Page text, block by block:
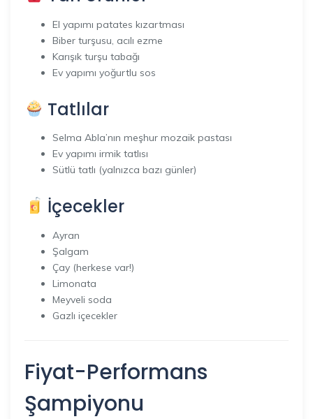
El yapımı patates kızartması
Biber turşusu, acılı ezme
Karışık turşu tabağı
Ev yapımı yoğurtlu sos
Tatlılar
Selma Abla’nın meşhur mozaik pastası
Ev yapımı irmik tatlısı
Sütlü tatlı (yalnızca bazı günler)
İçecekler
Ayran
Şalgam
Çay (herkese var!)
Limonata
Meyveli soda
Gazlı içecekler
Fiyat-Performans
Şampiyonu